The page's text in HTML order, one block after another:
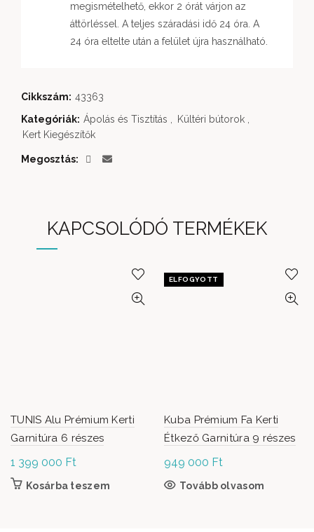
megismételhető, ekkor 2 órát várjon az
áttörléssel. A teljes száradási idő 24 óra. A
24 óra eltelte után a felület újra használható.
Cikkszám: 43363
Kategóriák: Ápolás és Tisztítás Kültéri bútorok
Kert Kiegészítők
Megosztás
KAPCSOLÓDÓ TERMÉKEK
TUNIS Alu Prémium Kerti
Garnitúra 6 részes
1 399 000 Ft
Kosárba teszem
ELFOGYOTT
Kuba Prémium Fa Kerti
Étkező Garnitúra 9 részes
949 000 Ft
Tovább olvasom